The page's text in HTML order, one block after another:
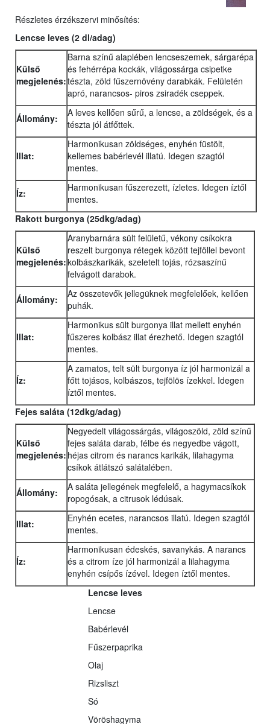
Részletes érzékszervi minősítés:
Lencse leves (2 dl/adag)
Külső
megjelenés:
Barna színű alaplében lencseszemek, sárgarépa
és fehérrépa kockák, világossárga csipetke
tészta, zöld fűszernövény darabkák. Felületén
apró, narancsos- piros zsiradék cseppek.
Állomány:
A leves kellően sűrű, a lencse, a zöldségek, és a
tészta jól átfőttek.
Illat:
Harmonikusan zöldséges, enyhén füstölt,
kellemes babérlevél illatú. Idegen szagtól
mentes.
Íz:
Harmonikusan fűszerezett, ízletes. Idegen íztől
mentes.
Rakott burgonya (25dkg/adag)
Külső
megjelenés:
Aranybarnára sült felületű, vékony csíkokra
reszelt burgonya rétegek között tejföllel bevont
kolbászkarikák, szeletelt tojás, rózsaszínű
felvágott darabok.
Állomány:
Az összetevők jellegüknek megfelelőek, kellően
puhák.
Illat:
Harmonikus sült burgonya illat mellett enyhén
fűszeres kolbász illat érezhető. Idegen szagtól
mentes.
Íz:
A zamatos, telt sült burgonya íz jól harmonizál a
főtt tojásos, kolbászos, tejfölös ízekkel. Idegen
íztől mentes.
Fejes saláta (12dkg/adag)
Külső
megjelenés:
Negyedelt világossárgás, világoszöld, zöld színű
fejes saláta darab, félbe és negyedbe vágott,
héjas citrom és narancs karikák, lilahagyma
csíkok átlátszó salátalében.
Állomány:
A saláta jellegének megfelelő, a hagymacsíkok
ropogósak, a citrusok lédúsak.
Illat:
Enyhén ecetes, narancsos illatú. Idegen szagtól
mentes.
Íz:
Harmonikusan édeskés, savanykás. A narancs
és a citrom íze jól harmonizál a lilahagyma
enyhén csípős ízével. Idegen íztől mentes.
Lencse leves
Lencse
Babérlevél
Fűszerpaprika
Olaj
Rizsliszt
Só
Vöröshagyma